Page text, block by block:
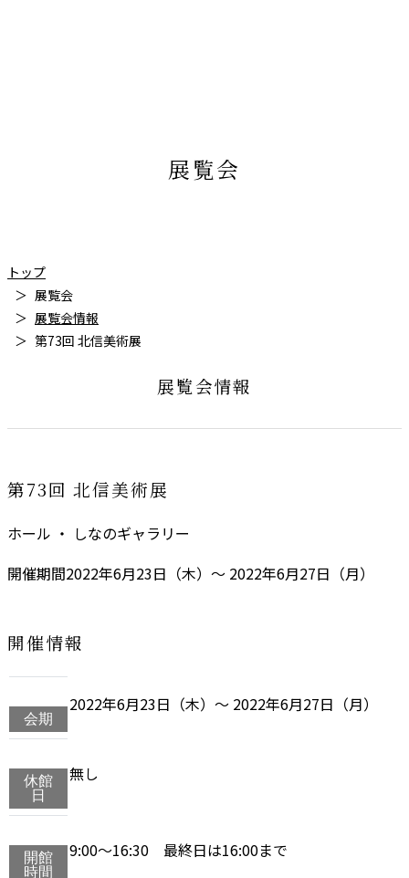
展覧会
トップ
展覧会
展覧会情報
第73回 北信美術展
展覧会情報
第73回 北信美術展
ホール ・ しなのギャラリー
開催期間2022年6月23日（木）～ 2022年6月27日（月）
開催情報
会期
2022年6月23日（木）～ 2022年6月27日（月）
休館
日
無し
開館
時間
9:00～16:30 最終日は16:00まで